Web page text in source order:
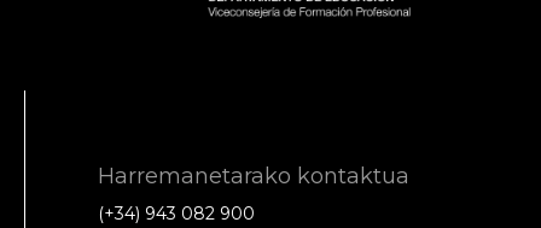
Harremanetarako kontaktua
(+34) 943 082 900